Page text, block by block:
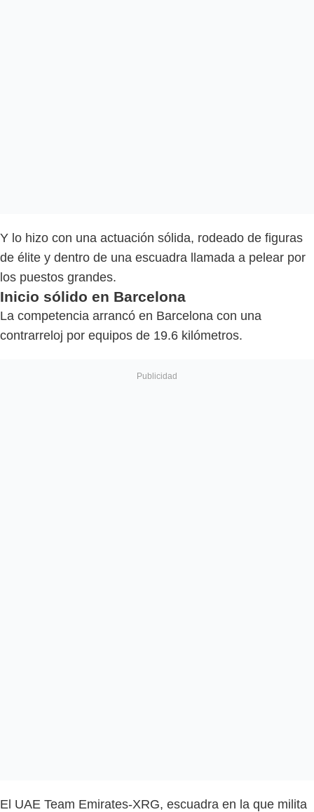
Y lo hizo con una actuación sólida, rodeado de figuras
de élite y dentro de una escuadra llamada a pelear por
los puestos grandes.
Inicio sólido en Barcelona
La competencia arrancó en Barcelona con una
contrarreloj por equipos de 19.6 kilómetros.
El UAE Team Emirates-XRG, escuadra en la que milita